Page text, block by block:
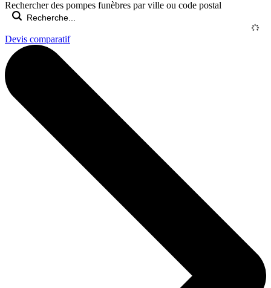
Rechercher des pompes funèbres par ville ou code postal
Devis comparatif